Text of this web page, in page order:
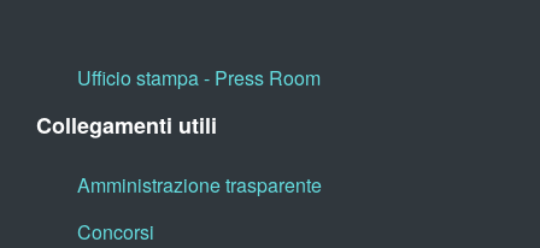
Ufficio stampa - Press Room
Collegamenti utili
Amministrazione trasparente
Concorsi